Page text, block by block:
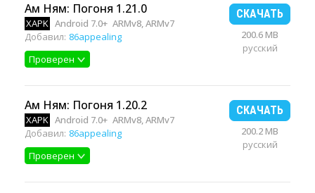
Ам Ням: Погоня 1.21.0
XAPK Android 7.0+ ARMv8, ARMv7
Добавил: 86appealing
Проверен
СКАЧАТЬ
200.6 MB
русский
Ам Ням: Погоня 1.20.2
XAPK Android 7.0+ ARMv8, ARMv7
Добавил: 86appealing
Проверен
СКАЧАТЬ
200.2 MB
русский